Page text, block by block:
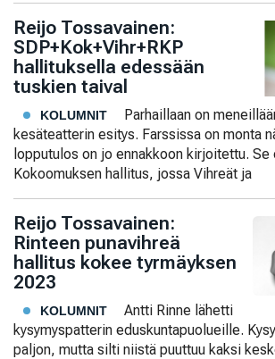
Reijo Tossavainen:
SDP+Kok+Vihr+RKP
hallituksella edessään
tuskien taival
KOLUMNIT
Parhaillaan on
kesäteatterin esitys. Farssissa on monta
lopputulos on jo ennakkoon kirjoitettu. Se
Kokoomuksen hallitus, jossa Vihreät ja
Reijo Tossavainen:
Rinteen punavihreä
hallitus kokee tyrmäyksen
2023
KOLUMNIT
Antti Rinne lähetti
kysymyspatterin eduskuntapuolueille.
paljon, mutta silti niistä puuttuu kaksi